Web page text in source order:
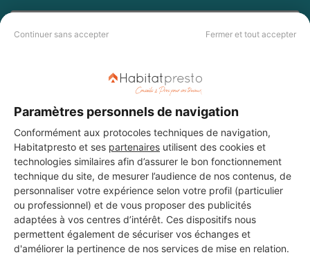
Continuer sans accepter Fermer et tout accepter
Paramètres personnels de navigation
Conformément aux protocoles techniques de navigation,
Habitatpresto et ses partenaires utilisent des cookies et
technologies similaires afin d’assurer le bon fonctionnement
technique du site, de mesurer l’audience de nos contenus, de
personnaliser votre expérience selon votre profil (particulier
ou professionnel) et de vous proposer des publicités
adaptées à vos centres d’intérêt. Ces dispositifs nous
permettent également de sécuriser vos échanges et
d'améliorer la pertinence de nos services de mise en relation.
DEMANDER UN DEVIS